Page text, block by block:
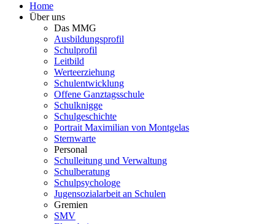
Home
Über uns
Das MMG
Ausbildungsprofil
Schulprofil
Leitbild
Werteerziehung
Schulentwicklung
Offene Ganztagsschule
Schulknigge
Schulgeschichte
Portrait Maximilian von Montgelas
Sternwarte
Personal
Schulleitung und Verwaltung
Schulberatung
Schulpsychologe
Jugensozialarbeit an Schulen
Gremien
SMV